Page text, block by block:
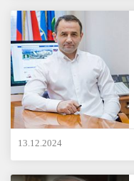
13.12.2024